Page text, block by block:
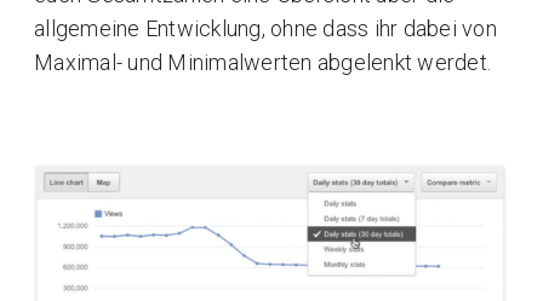
allgemeine Entwicklung, ohne dass ihr dabei von
Maximal- und Minimalwerten abgelenkt werdet.